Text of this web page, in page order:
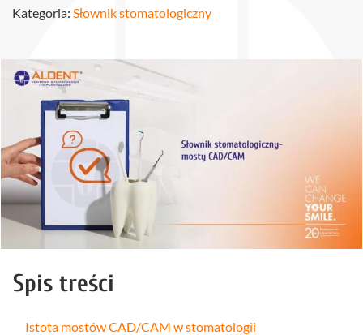
Kategoria: Słownik stomatologiczny
Spis treści
Istota mostów CAD/CAM w stomatologii